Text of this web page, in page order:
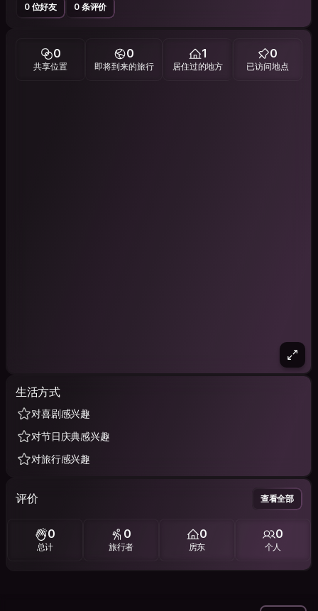
0 位好友 0 条评价
0
共享位置
0
即将到来的旅行
1
居住过的地方
0
已访问地点
生活方式
对喜剧感兴趣
对节日庆典感兴趣
对旅行感兴趣
评价 查看全部
0
总计
0
旅行者
0
房东
0
个人